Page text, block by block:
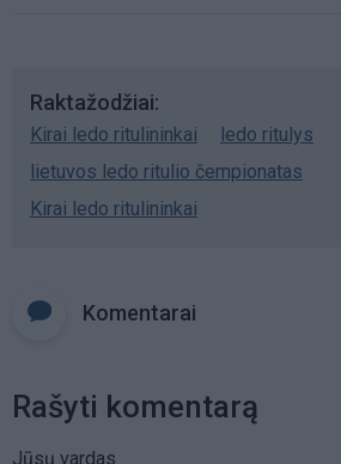
Raktažodžiai
Kirai ledo ritulininkai
ledo ritulys
lietuvos ledo ritulio čempionatas
Kirai ledo ritulininkai
Komentarai
Rašyti komentarą
Jūsų vardas